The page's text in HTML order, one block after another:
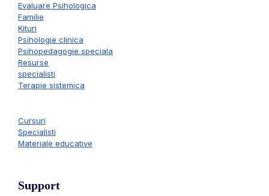
Evaluare Psihologica
Familie
Kituri
Psihologie clinica
Psihopedagogie speciala
Resurse
specialisti
Terapie sistemica
Cursuri
Specialisti
Materiale educative
Support